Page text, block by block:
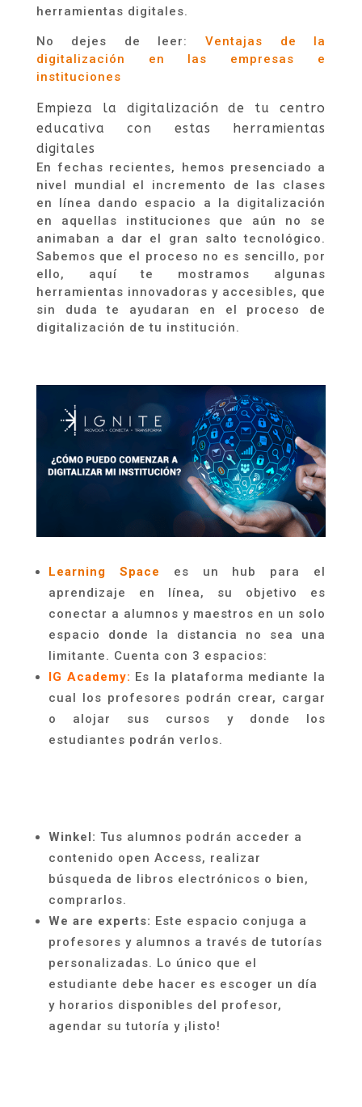
herramientas digitales.
No dejes de leer:Ventajas de la
digitalización en las empresas e
instituciones
Empieza la digitalización de tu centro
educativa con estas herramientas
digitales
En fechas recientes, hemos presenciado a
nivel mundial el incremento de las clases
en línea dando espacio a la digitalización
en aquellas instituciones que aún no se
animaban a dar el gran salto tecnológico.
Sabemos que el proceso no es sencillo, por
ello, aquí te mostramos algunas
herramientas innovadoras y accesibles, que
sin duda te ayudaran en el proceso de
digitalización de tu institución.
Learning Space es un hub
para el
aprendizaje en línea, su objetivo es
conectar a alumnos y maestros en un solo
espacio donde la distancia no sea una
limitante. Cuenta con 3 espacios:
IG Academy: Es la plataforma mediante la
cual los profesores podrán crear, cargar
o alojar sus cursos y donde los
estudiantes podrán verlos.
Winkel: Tus alumnos podrán acceder a
contenido open Access, realizar
búsqueda de libros electrónicos o bien,
comprarlos.
We are experts: Este espacio conjuga a
profesores y alumnos a través de tutorías
personalizadas. Lo único que el
estudiante debe hacer es escoger un día
y horarios disponibles del profesor,
agendar su tutoría y ¡listo!